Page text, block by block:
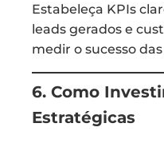
Estabeleça KPIs
leads gerados e
medir o sucesso
6. Como
Estratégicas